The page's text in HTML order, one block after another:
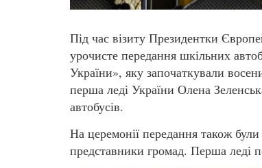
Під час візиту Президентки
урочисте передання шкільних
України», яку започаткували
перша леді України Олена
автобусів.
На церемонії передання також
представники громад. Перша леді